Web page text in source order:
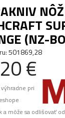
(NZ-
501869,28
€
pri
a môže sa odlišovať